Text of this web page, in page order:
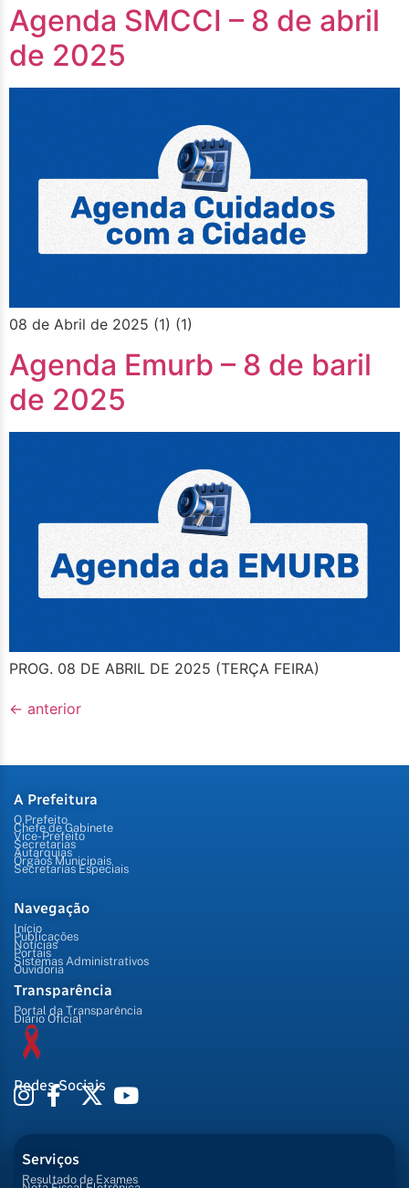
Agenda SMCCI – 8 de abril
de 2025
08 de Abril de 2025 (1) (1)
Agenda Emurb – 8 de baril
de 2025
PROG. 08 DE ABRIL DE 2025 (TERÇA FEIRA)
← anterior
A Prefeitura
O Prefeito
Chefe de Gabinete
Vice-Prefeito
Secretarias
Autarquias
Órgãos Municipais
Secretarias Especiais
Navegação
Início
Publicações
Notícias
Portais
Sistemas Administrativos
Ouvidoria
Transparência
Portal da Transparência
Diário Oficial
Redes Sociais
Serviços
Resultado de Exames